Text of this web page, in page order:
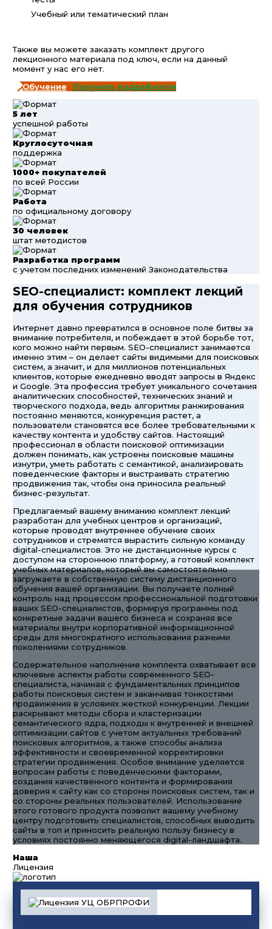
Учебный или тематический план
Также вы можете заказать комплект другого
лекционного материала под ключ, если на данный
момент у нас его нет.
Получить подробности
5 лет
успешной работы
Круглосуточная
поддержка
1000+ покупателей
по всей России
Работа
по официальному договору
30 человек
штат методистов
Разработка программ
с учетом последних изменений Законодательства
SEO-специалист: комплект лекций
для обучения сотрудников
Интернет давно превратился в основное поле битвы за
внимание потребителя, и побеждает в этой борьбе тот,
кого можно найти первым. SEO-специалист занимается
именно этим – он делает сайты видимыми для поисковых
систем, а значит, и для миллионов потенциальных
клиентов, которые ежедневно вводят запросы в Яндекс
и Google. Эта профессия требует уникального сочетания
аналитических способностей, технических знаний и
творческого подхода, ведь алгоритмы ранжирования
постоянно меняются, конкуренция растет, а
пользователи становятся все более требовательными к
качеству контента и удобству сайтов. Настоящий
профессионал в области поисковой оптимизации
должен понимать, как устроены поисковые машины
изнутри, уметь работать с семантикой, анализировать
поведенческие факторы и выстраивать стратегию
продвижения так, чтобы она приносила реальный
бизнес-результат.
Предлагаемый вашему вниманию комплект лекций
разработан для учебных центров и организаций,
которые проводят внутреннее обучение своих
сотрудников и стремятся вырастить сильную команду
digital-специалистов. Это не дистанционные курсы с
доступом на стороннюю платформу, а готовый комплект
учебных материалов, который вы самостоятельно
загружаете в собственную систему дистанционного
обучения вашей организации. Вы получаете полный
контроль над процессом профессиональной подготовки
ваших SEO-специалистов, формируя программы под
конкретные задачи вашего бизнеса и сохраняя все
материалы внутри корпоративной информационной
среды для многократного использования разными
поколениями сотрудников.
Содержательное наполнение комплекта охватывает все
ключевые аспекты работы современного SEO-
специалиста, начиная с фундаментальных принципов
работы поисковых систем и заканчивая тонкостями
продвижения в условиях жесткой конкуренции. Лекции
раскрывают методы сбора и кластеризации
семантического ядра, подходы к внутренней и внешней
оптимизации сайтов с учетом актуальных требований
поисковых алгоритмов, а также способы анализа
эффективности и своевременной корректировки
стратегии продвижения. Особое внимание уделяется
вопросам работы с поведенческими факторами,
создания качественного контента и формирования
доверия к сайту как со стороны поисковых систем, так и
со стороны реальных пользователей. Использование
этого готового продукта позволит вашему учебному
центру подготовить специалистов, способных выводить
сайты в топ и приносить реальную пользу бизнесу в
условиях постоянно меняющегося digital-ландшафта.
Наша
Лицензия